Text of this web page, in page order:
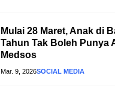
Mulai 28 Maret, Anak di
Tahun Tak Boleh Punya
Medsos
Mar. 9, 2026SOCIAL MEDIA